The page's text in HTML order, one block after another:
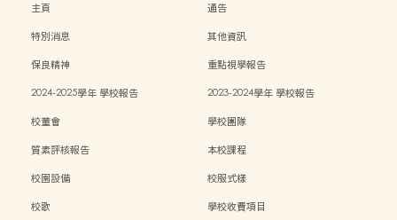
主頁
通告
特別消息
其他資訊
保良精神
重點視學報告
2024-2025學年 學校報告
2023-2024學年 學校報告
校董會
學校團隊
質素評核報告
本校課程
校園設備
校服式樣
校歌
學校收費項目